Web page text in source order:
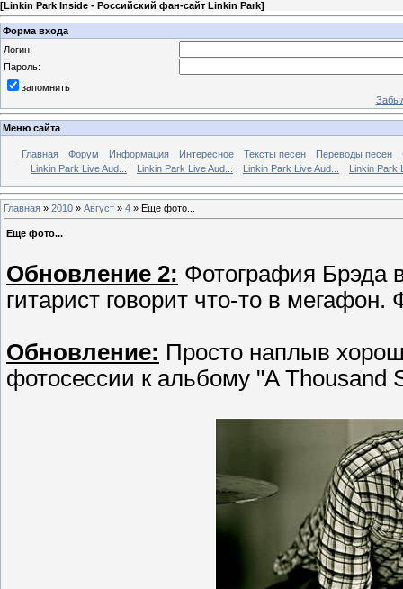
[Linkin Park Inside - Российский фан-сайт Linkin Park]
Форма входа
Логин:
Пароль:
запомнить
Меню сайта
Главная Форум Информация Интересное Тексты песен Переводы песен
Linkin Park Live Aud...
Linkin Park Live Aud... Linkin Park Live Aud... Linkin Park
Главная » 2010 » Август » 4 » Еще фото...
Еще фото...
Обновление 2: Фотография Брэда
гитарист говорит что-то в мегафон.
Обновление: Просто наплыв
фотосессии к альбому "A